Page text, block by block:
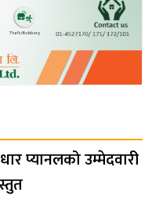
प्यानलको उम्मेदवारी